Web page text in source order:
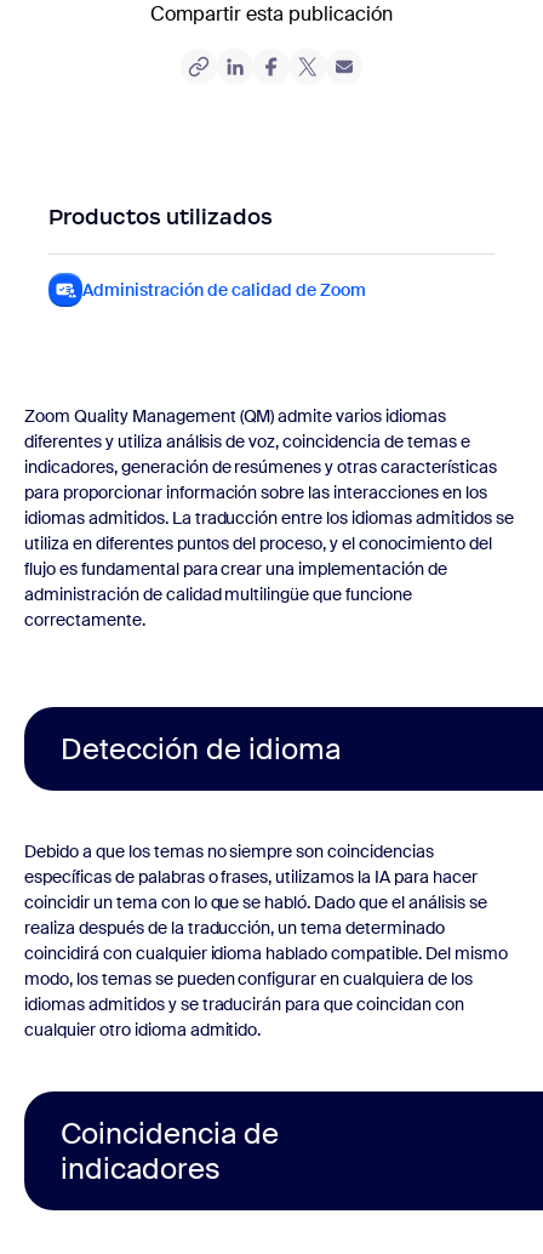
Compartir esta publicación
Productos utilizados
Administración de calidad de Zoom
Zoom Quality Management (QM) admite varios idiomas
diferentes y utiliza análisis de voz, coincidencia de temas e
indicadores, generación de resúmenes y otras características
para proporcionar información sobre las interacciones en los
idiomas admitidos. La traducción entre los idiomas admitidos se
utiliza en diferentes puntos del proceso, y el conocimiento del
flujo es fundamental para crear una implementación de
administración de calidad multilingüe que funcione
correctamente.
Detección de idioma
Debido a que los temas no siempre son coincidencias
específicas de palabras o frases, utilizamos la IA para hacer
coincidir un tema con lo que se habló. Dado que el análisis se
realiza después de la traducción, un tema determinado
coincidirá con cualquier idioma hablado compatible. Del mismo
modo, los temas se pueden configurar en cualquiera de los
idiomas admitidos y se traducirán para que coincidan con
cualquier otro idioma admitido.
Coincidencia de
indicadores